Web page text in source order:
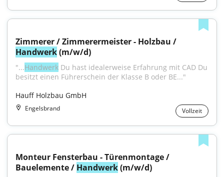
Handwerk (m/w/d)
"...Handwerk Du hast idealerweise Erfahrung mit CAD Du
besitzt einen Führerschein der Klasse B oder BE..."
Hauff Holzbau GmbH
Engelsbrand Vollzeit
Monteur Fensterbau - Türenmontage /
Bauelemente / Handwerk (m/w/d)